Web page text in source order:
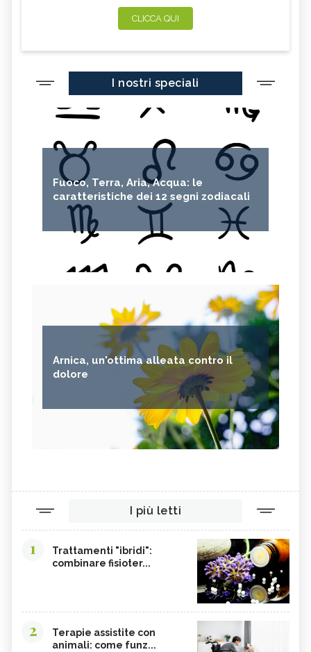
CLICCA QUI
I nostri speciali
Fuoco, Terra, Aria, Acqua: le
caratteristiche dei 12 segni zodiacali
Arnica, un'ottima alleata contro il
dolore
I più letti
1
Trattamenti "ibridi":
combinare fisioter...
2
Terapie assistite con
animali: come funz...